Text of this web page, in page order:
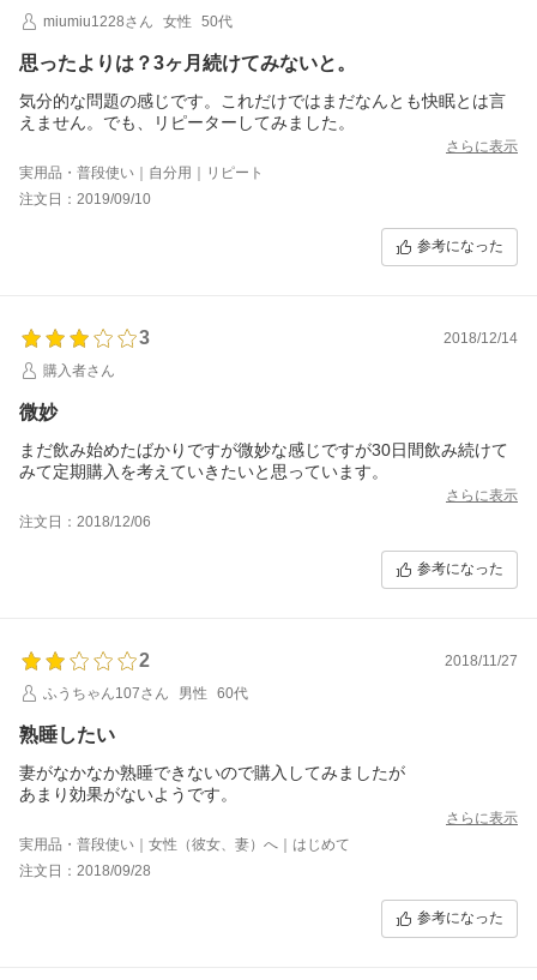
miumiu1228さん
女性 50代
思ったよりは？3ヶ月続けてみないと。
気分的な問題の感じです。これだけではまだなんとも快眠とは言
えません。でも、リピーターしてみました。
さらに表示
実用品・普段使い｜自分用｜リピート
注文日：2019/09/10
参考になった
3
2018/12/14
購入者さん
微妙
まだ飲み始めたばかりですが微妙な感じですが30日間飲み続けて
みて定期購入を考えていきたいと思っています。
さらに表示
注文日：2018/12/06
参考になった
2
2018/11/27
ふうちゃん107さん
男性 60代
熟睡したい
妻がなかなか熟睡できないので購入してみましたが
あまり効果がないようです。
さらに表示
実用品・普段使い｜女性（彼女、妻）へ｜はじめて
注文日：2018/09/28
参考になった